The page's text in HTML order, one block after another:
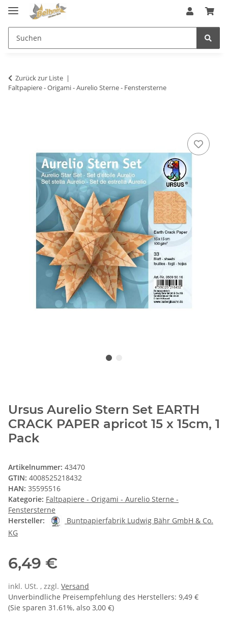
Zurück zur Liste
Faltpapiere - Origami - Aurelio Sterne - Fenstersterne
Ursus Aurelio Stern Set EARTH
CRACK PAPER apricot 15 x 15cm, 1
Pack
Artikelnummer: 43470
GTIN: 4008525218432
HAN: 35595516
Kategorie: Faltpapiere - Origami - Aurelio Sterne -
Fenstersterne
Hersteller:
Buntpapierfabrik Ludwig Bähr GmbH & Co.
KG
6,49 €
inkl. USt. , zzgl. Versand
Unverbindliche Preisempfehlung des Herstellers: 9,49 €
(Sie sparen 31.61%, also 3,00 €)